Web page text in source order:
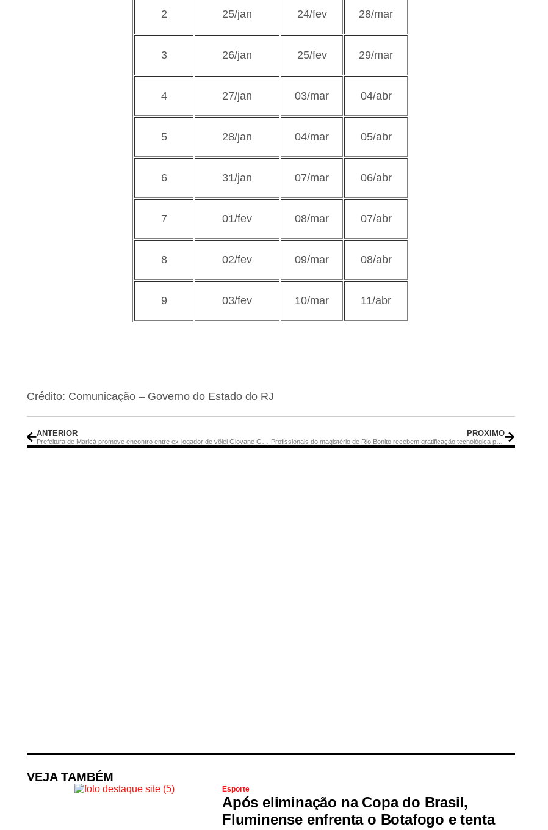
2 25/jan 24/fev 28/mar
3 26/jan 25/fev 29/mar
4 27/jan 03/mar 04/abr
5 28/jan 04/mar 05/abr
6 31/jan 07/mar 06/abr
7 01/fev 08/mar 07/abr
8 02/fev 09/mar 08/abr
9 03/fev 10/mar 11/abr
Crédito: Comunicação – Governo do Estado do RJ
ANTERIOR PRÓXIMO
Profissionais do magistério de Rio Bonito recebem gratificação tecnológica para atenuar efeitos da pandemia
VEJA TAMBÉM
Esporte
Após eliminação na Copa do Brasil,
Fluminense enfrenta o Botafogo e tenta